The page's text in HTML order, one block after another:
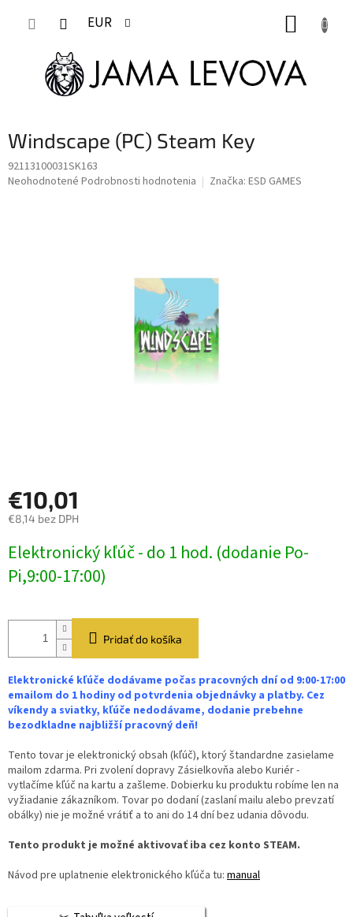
EUR
Windscape (PC) Steam Key
92113100031SK163
Priemerné
Neohodnotené Podrobnosti hodnotenia Značka: ESD GAMES
€10,01
€8,14 bez DPH
cena:
Elektronický kľúč - do 1 hod. (dodanie Po-
Pi,9:00-17:00)
Pridať do košíka
Elektronické kľúče dodávame počas pracovných dní od 9:00-17:00
emailom do 1 hodiny od potvrdenia objednávky a platby. Cez
víkendy a sviatky, kľúče nedodávame, dodanie prebehne
bezodkladne najbližší pracovný deň!
Tento tovar je elektronický obsah (kľúč), ktorý štandardne zasielame
mailom zdarma. Pri zvolení dopravy Zásielkovňa alebo Kuriér -
vytlačíme kľúč na kartu a zašleme. Dobierku ku produktu robíme len na
vyžiadanie zákazníkom. Tovar po dodaní (zaslaní mailu alebo prevzatí
obálky) nie je možné vrátiť a to ani do 14 dní bez udania dôvodu.
Tento produkt je možné aktivovať iba cez konto STEAM.
Návod pre uplatnenie elektronického kľúča tu: manual